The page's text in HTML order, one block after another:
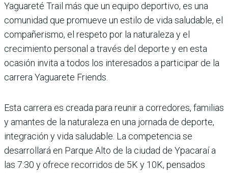
Yaguareté Trail más que un equipo deportivo, es una
comunidad que promueve un estilo de vida saludable, el
compañerismo, el respeto por la naturaleza y el
crecimiento personal a través del deporte y en esta
ocasión invita a todos los interesados a participar de la
carrera Yaguarete Friends.
Esta carrera es creada para reunir a corredores, familias
y amantes de la naturaleza en una jornada de deporte,
integración y vida saludable. La competencia se
desarrollará en Parque Alto de la ciudad de Ypacaraí a
las 7:30 y ofrece recorridos de 5K y 10K, pensados